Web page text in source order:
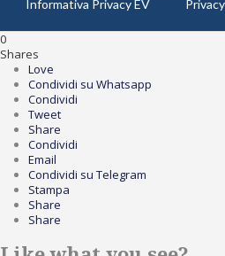
Informativa Privacy EV
0
Shares
Love
Condividi su Whatsapp
Condividi
Tweet
Share
Condividi
Email
Condividi su Telegram
Stampa
Share
Share